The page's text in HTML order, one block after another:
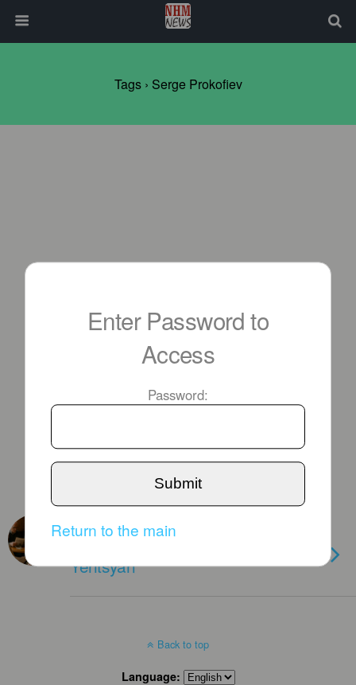
Tags › Serge Prokofiev
La JAF présente Varduhi
Yeritsyan
Back to top
Language:
Enter Password to
Access
Password:
Submit
Return to the main